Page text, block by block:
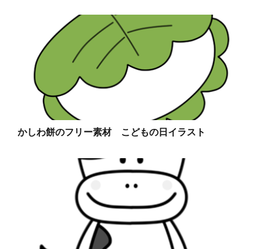
かしわ餅のフリー素材 こどもの日イラスト